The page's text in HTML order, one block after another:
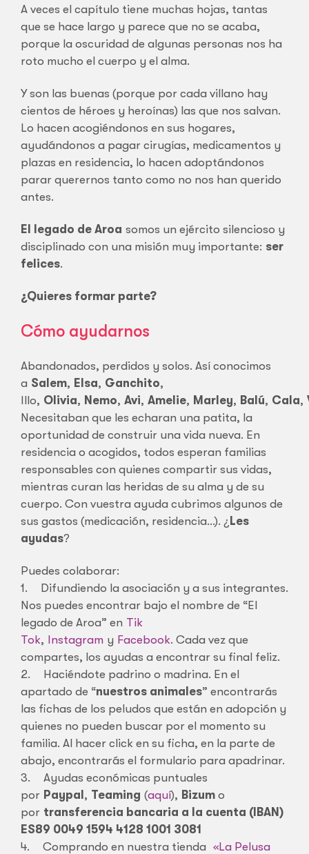
A veces el capítulo tiene muchas hojas, tantas
que se hace largo y parece que no se acaba,
porque la oscuridad de algunas personas nos ha
roto mucho el cuerpo y el alma.
Y son las buenas (porque por cada villano hay
cientos de héroes y heroínas) las que nos salvan.
Lo hacen acogiéndonos en sus hogares,
ayudándonos a pagar cirugías, medicamentos y
plazas en residencia, lo hacen adoptándonos
parar querernos tanto como no nos han querido
antes.
El legado de Aroa somos un ejército silencioso y
disciplinado con una misión muy importante: ser
felices.
¿Quieres formar parte?
Cómo ayudarnos
Abandonados, perdidos y solos. Así conocimos
a Salem, Elsa, Ganchito,
Illo, Olivia, Nemo, Avi, Amelie, Marley, Balú, Cala,
Necesitaban que les echaran una patita, la
oportunidad de construir una vida nueva. En
residencia o acogidos, todos esperan familias
responsables con quienes compartir sus vidas,
mientras curan las heridas de su alma y de su
cuerpo. Con vuestra ayuda cubrimos algunos de
sus gastos (medicación, residencia…). ¿ Les
ayudas?
Puedes colaborar:
1. Difundiendo la asociación y a sus integrantes.
Nos puedes encontrar bajo el nombre de “El
legado de Aroa” en Tik
Tok, Instagram y Facebook. Cada vez que
compartes, los ayudas a encontrar su final feliz.
2. Haciéndote padrino o madrina. En el
apartado de “nuestros animales” encontrarás
las fichas de los peludos que están en adopción y
quienes no pueden buscar por el momento su
familia. Al hacer click en su ficha, en la parte de
abajo, encontrarás el formulario para apadrinar.
3. Ayudas económicas puntuales
por Paypal , Teaming (aquí), Bizum o
por transferencia bancaria a la cuenta (IBAN)
ES89 0049 1594 4128 1001 3081
4. Comprando en nuestra tienda «La Pelusa